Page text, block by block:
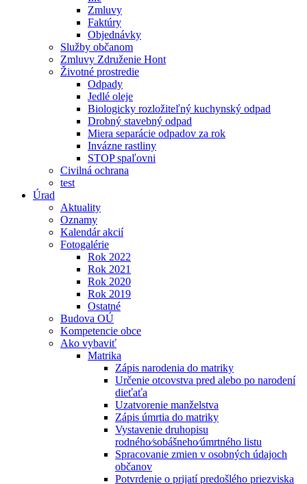
Zmluvy
Faktúry
Objednávky
Služby občanom
Zmluvy Združenie Hont
Životné prostredie
Odpady
Jedlé oleje
Biologicky rozložiteľný kuchynský odpad
Drobný stavebný odpad
Miera separácie odpadov za rok
Invázne rastliny
STOP spaľovni
Civilná ochrana
test
Úrad
Aktuality
Oznamy
Kalendár akcií
Fotogalérie
Rok 2022
Rok 2021
Rok 2020
Rok 2019
Ostatné
Budova OÚ
Kompetencie obce
Ako vybaviť
Matrika
Zápis narodenia do matriky
Určenie otcovstva pred alebo po narodení
dieťaťa
Uzatvorenie manželstva
Zápis úmrtia do matriky
Vystavenie druhopisu
rodného⁄sobášneho⁄úmrtného listu
Spracovanie zmien v osobných údajoch
občanov
Potvrdenie o prijatí predošlého priezviska